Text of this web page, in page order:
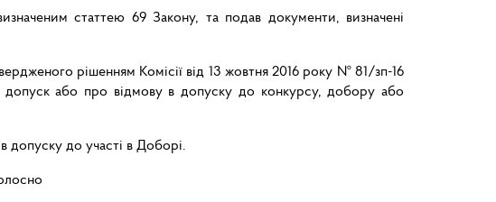
статтею 69 Закону, та подав документи, визначені
рішенням Комісії від 13 жовтня 2016 року № 81/зп-16
допуск або про відмову в допуску до конкурсу, добору або
допуску до участі в Доборі.